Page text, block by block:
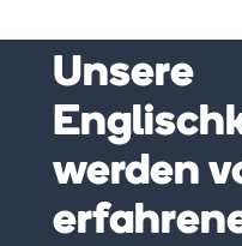
Unsere
werden